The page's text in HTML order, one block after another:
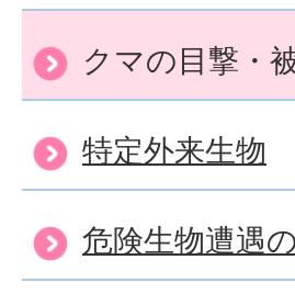
クマの目撃・
特定外来生物
危険生物遭遇